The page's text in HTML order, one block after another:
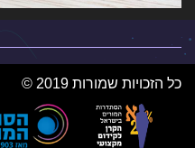
כל הזכויות שמורות 2019 ©